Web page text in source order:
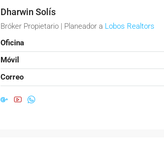
Dharwin Solís
Bróker Propietario | Planeador a Lobos Realtors
Oficina
Móvil
Correo